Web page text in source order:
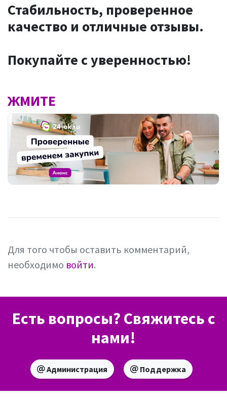
Стабильность, проверенное
качество и отличные отзывы.
Покупайте с уверенностью!
ЖМИТЕ
Для того чтобы оставить комментарий,
необходимо войти.
Есть вопросы? Свяжитесь с
нами!
Администрация Поддержка